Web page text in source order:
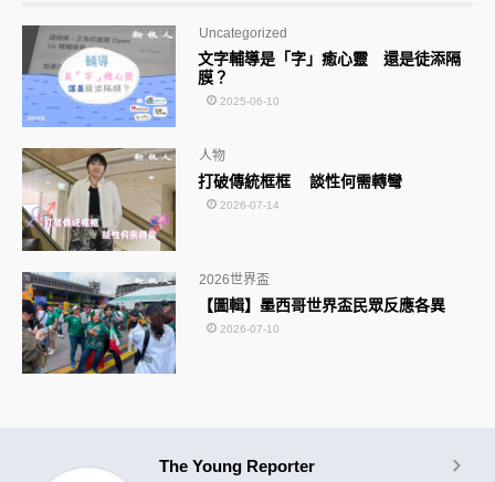
文字輔導是「字」癒心靈 還是徒添隔
膜？
Uncategorized
2025-06-10
打破傳統框框 談性何需轉彎
人物
2026-07-14
【圖輯】墨西哥世界盃民眾反應各異
2026世界盃
2026-07-10
The Young Reporter